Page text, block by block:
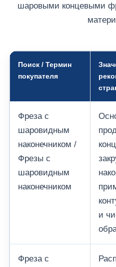
шаровыми концевыми
Поиск / Термин
покупателя
Фреза с
шаровидным
наконечником /
Фрезы с
шаровидным
наконечником
и
Фреза с